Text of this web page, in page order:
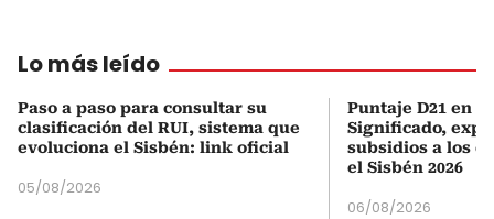
Lo más leído
Paso a paso para consultar su
clasificación del RUI, sistema que
evoluciona el Sisbén: link oficial
05/08/2026
Puntaje D21 en
Significado,
subsidios a los
el Sisbén 2026
06/08/2026